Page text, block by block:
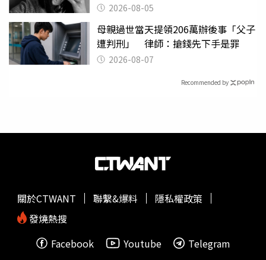
2026-08-05
母親過世當天提領206萬辦後事「父子
遭判刑」 律師：搶錢先下手是罪
2026-08-07
Recommended by
關於CTWANT 聯繫&爆料
隱私權政策
發燒熱搜
Facebook
Youtube Telegram